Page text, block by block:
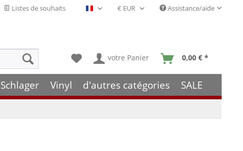
Listes de souhaits Français- FR Assistance/aide
votre Panier 0,00 € *
Schlager Vinyl d'autres catégories SALE